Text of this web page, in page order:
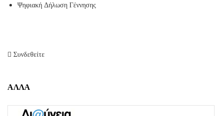
Ψηφιακή Δήλωση Γέννησης
Συνδεθείτε
ΑΛΛΑ